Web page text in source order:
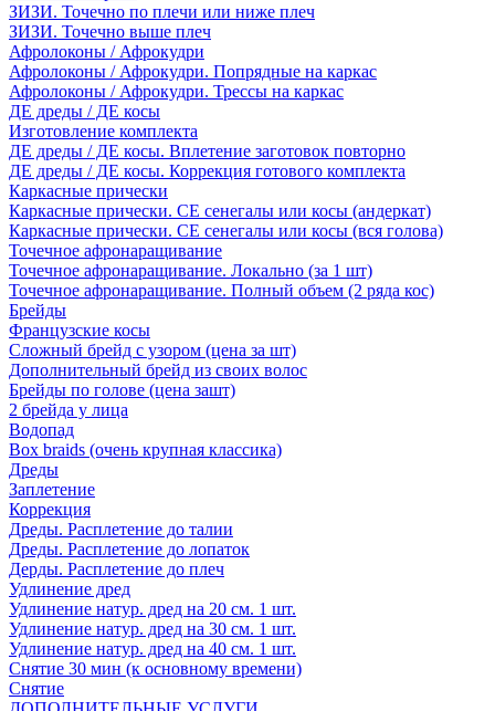
ЗИЗИ. Точечно по плечи или ниже плеч
ЗИЗИ. Точечно выше плеч
Афролоконы / Афрокудри
Афролоконы / Афрокудри. Попрядные на каркас
Афролоконы / Афрокудри. Трессы на каркас
ДЕ дреды / ДЕ косы
Изготовление комплекта
ДЕ дреды / ДЕ косы. Вплетение заготовок повторно
ДЕ дреды / ДЕ косы. Коррекция готового комплекта
Каркасные прически
Каркасные прически. СЕ сенегалы или косы (андеркат)
Каркасные прически. СЕ сенегалы или косы (вся голова)
Точечное афронаращивание
Точечное афронаращивание. Локально (за 1 шт)
Точечное афронаращивание. Полный объем (2 ряда кос)
Брейды
Французские косы
Сложный брейд с узором (цена за шт)
Дополнительный брейд из своих волос
Брейды по голове (цена зашт)
2 брейда у лица
Водопад
Box braids (очень крупная классика)
Дреды
Заплетение
Коррекция
Дреды. Расплетение до талии
Дреды. Расплетение до лопаток
Дерды. Расплетение до плеч
Удлинение дред
Удлинение натур. дред на 20 см. 1 шт.
Удлинение натур. дред на 30 см. 1 шт.
Удлинение натур. дред на 40 см. 1 шт.
Снятие 30 мин (к основному времени)
Снятие